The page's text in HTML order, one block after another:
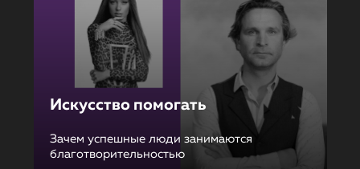
Искусство помогать
Зачем успешные люди занимаются
благотворительностью